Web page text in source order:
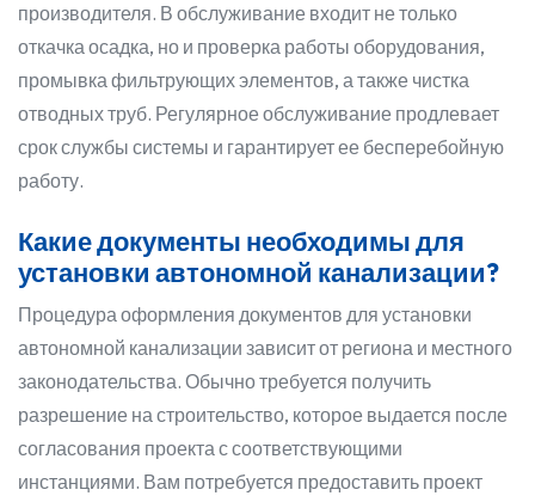
производителя. В обслуживание входит не только
откачка осадка, но и проверка работы оборудования,
промывка фильтрующих элементов, а также чистка
отводных труб. Регулярное обслуживание продлевает
срок службы системы и гарантирует ее бесперебойную
работу.
Какие документы необходимы для
установки автономной канализации?
Процедура оформления документов для установки
автономной канализации зависит от региона и местного
законодательства. Обычно требуется получить
разрешение на строительство, которое выдается после
согласования проекта с соответствующими
инстанциями. Вам потребуется предоставить проект